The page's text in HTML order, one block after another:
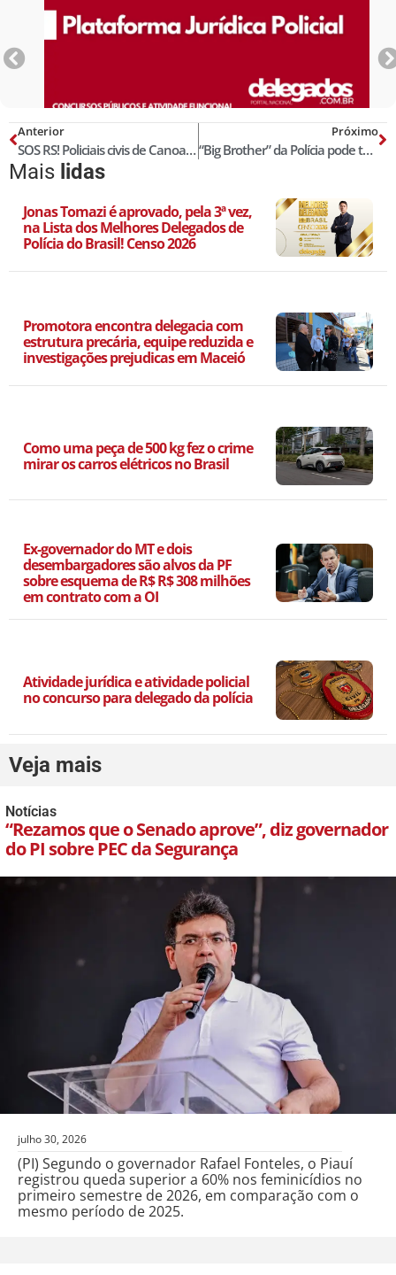
Anterior
SOS RS! Policiais civis de Canoas: ajude quem está sempre servindo e protegendo!
Próximo
“Big Brother” da Polícia pode ter mais de 20 mil câmeras privadas em SP
Mais lidas
Jonas Tomazi é aprovado, pela 3ª vez,
na Lista dos Melhores Delegados de
Polícia do Brasil! Censo 2026
Promotora encontra delegacia com
estrutura precária, equipe reduzida e
investigações prejudicas em Maceió
Como uma peça de 500 kg fez o crime
mirar os carros elétricos no Brasil
Ex-governador do MT e dois
desembargadores são alvos da PF
sobre esquema de R$ R$ 308 milhões
em contrato com a OI
Atividade jurídica e atividade policial
no concurso para delegado da polícia
Veja mais
Notícias
“Rezamos que o Senado aprove”, diz governador
do PI sobre PEC da Segurança
julho 30, 2026
(PI) Segundo o governador Rafael Fonteles, o Piauí
registrou queda superior a 60% nos feminicídios no
primeiro semestre de 2026, em comparação com o
mesmo período de 2025.